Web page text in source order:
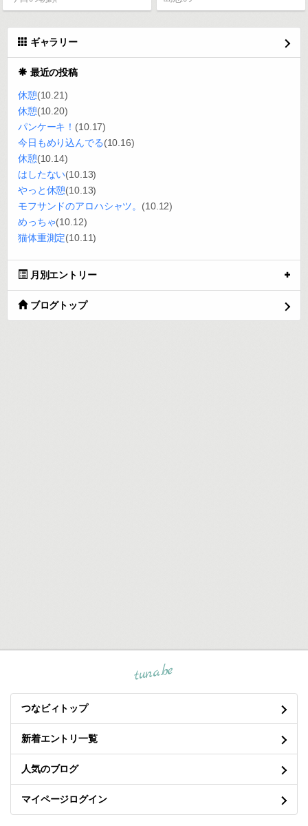
ギャラリー
最近の投稿
休憩(10.21)
休憩(10.20)
パンケーキ！ (10.17)
今日もめり込んでる(10.16)
休憩(10.14)
はしたない(10.13)
やっと休憩(10.13)
モフサンドのアロハシャツ。 (10.12)
めっちゃ(10.12)
猫体重測定(10.11)
月別エントリー
ブログトップ
tuna.be
つなビィトップ
新着エントリ一覧
人気のブログ
マイページログイン